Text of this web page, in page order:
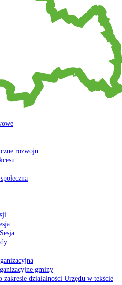
rozwoju
gminy
zakresie działalności Urzędu w tekście